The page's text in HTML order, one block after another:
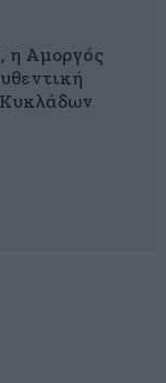
η Αμοργός